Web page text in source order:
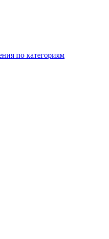
по категориям